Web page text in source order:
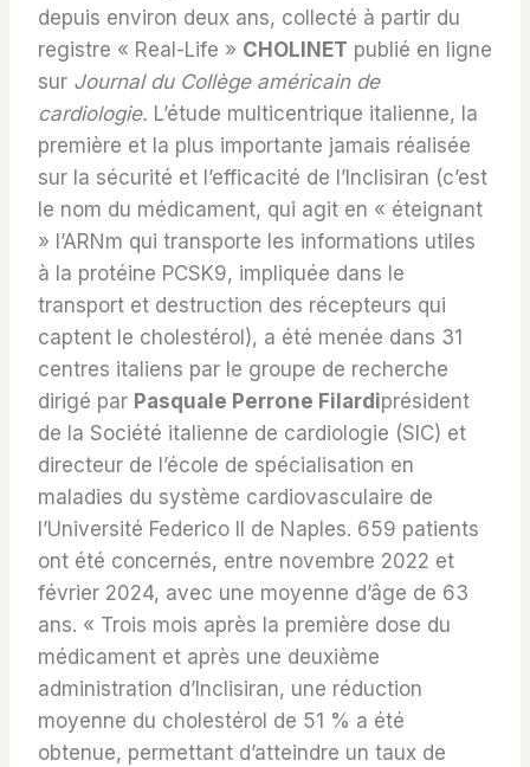
depuis environ deux ans, collecté à partir du
registre « Real-Life » CHOLINET publié en ligne
sur Journal du Collège américain de
cardiologie. L’étude multicentrique italienne, la
première et la plus importante jamais réalisée
sur la sécurité et l’efficacité de l’Inclisiran (c’est
le nom du médicament, qui agit en « éteignant
» l’ARNm qui transporte les informations utiles
à la protéine PCSK9, impliquée dans le
transport et destruction des récepteurs qui
captent le cholestérol), a été menée dans 31
centres italiens par le groupe de recherche
dirigé par Pasquale Perrone Filardiprésident
de la Société italienne de cardiologie (SIC) et
directeur de l’école de spécialisation en
maladies du système cardiovasculaire de
l’Université Federico II de Naples. 659 patients
ont été concernés, entre novembre 2022 et
février 2024, avec une moyenne d’âge de 63
ans. « Trois mois après la première dose du
médicament et après une deuxième
administration d’Inclisiran, une réduction
moyenne du cholestérol de 51 % a été
obtenue, permettant d’atteindre un taux de